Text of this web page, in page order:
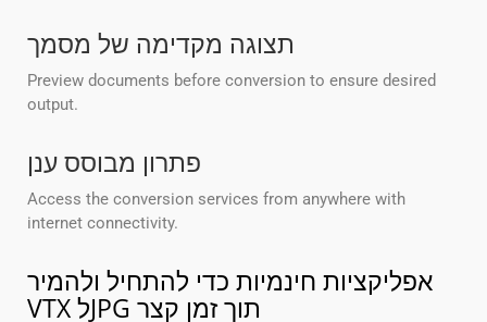
תצוגה מקדימה של מסמך
Preview documents before conversion to ensure desired
output.
פתרון מבוסס ענן
Access the conversion services from anywhere with
internet connectivity.
אפליקציות חינמיות כדי להתחיל ולהמיר
VTX לJPG תוך זמן קצר